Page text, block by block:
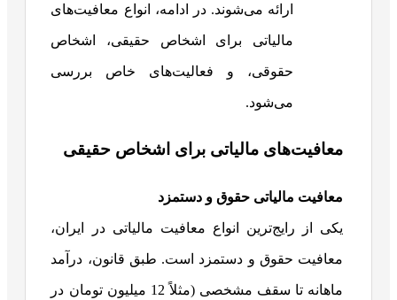
ارائه می‌شوند. در ادامه، انواع معافیت‌های
مالیاتی برای اشخاص حقیقی، اشخاص
حقوقی، و فعالیت‌های خاص بررسی
می‌شود.
معافیت‌های مالیاتی برای اشخاص حقیقی
معافیت مالیاتی حقوق و دستمزد
یکی از رایج‌ترین انواع معافیت مالیاتی در ایران،
معافیت حقوق و دستمزد است. طبق قانون، درآمد
ماهانه تا سقف مشخصی (مثلاً 12 میلیون تومان در